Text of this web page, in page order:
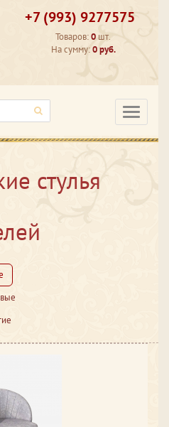
+7 (993) 9277575
Товаров:0 шт.
На сумму:0 руб.
стулья